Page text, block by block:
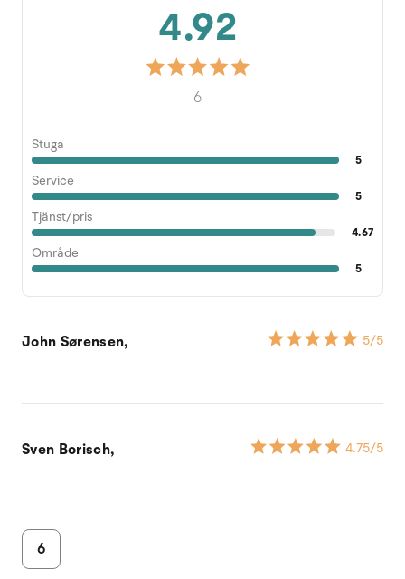
4.92
6
Stuga
5
Service
5
Tjänst/pris
4.67
Område
5
John Sørensen, 5/5
Sven Borisch, 4.75/5
6